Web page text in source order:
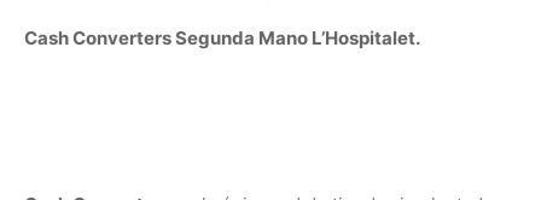
Cash Converters Segunda Mano L’Hospitalet.